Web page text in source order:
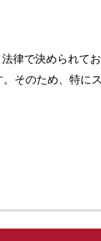
律で決められてお
そのため、特に